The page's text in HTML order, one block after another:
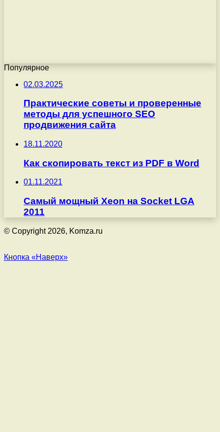
Популярное
02.03.2025
Практические советы и проверенные
методы для успешного SEO
продвижения сайта
18.11.2020
Как скопировать текст из PDF в Word
01.11.2021
Самый мощный Xeon на Socket LGA
2011
© Copyright 2026, Komza.ru
Кнопка «Наверх»